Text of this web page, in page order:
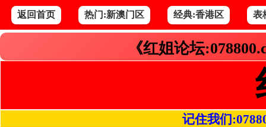
返回首页 热门:新澳门区 经典:香港区 表
《红姐论坛
记住我们